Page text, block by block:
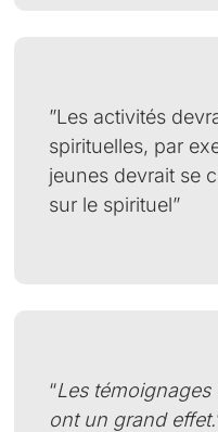
”Les activités
spirituelles, par
jeunes devrait se
sur le spirituel”
“Les
ont un grand effet.